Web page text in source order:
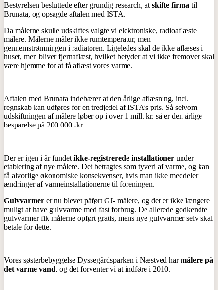
Bestyrelsen besluttede efter grundig research, at skifte firma til
Brunata, og opsagde aftalen med ISTA.
Da målerne skulle udskiftes valgte vi elektroniske, radioaflæste
målere. Målerne måler ikke rumtemperatur, men
gennemstrømningen i radiatoren. Ligeledes skal de ikke aflæses i
huset, men bliver fjernaflæst, hvilket betyder at vi ikke fremover skal
være hjemme for at få aflæst vores varme.
Aftalen med Brunata indebærer at den årlige aflæsning, incl.
regnskab kan udføres for en tredjedel af ISTA’s pris. Så selvom
udskiftningen af målere løber op i over 1 mill. kr. så er den årlige
besparelse på 200.000,-kr.
Der er igen i år fundet ikke-registrerede installationer under
etablering af nye målere. Det betragtes som tyveri af varme, og kan
få alvorlige økonomiske konsekvenser, hvis man ikke meddeler
ændringer af varmeinstallationerne til foreningen.
Gulvvarmer er nu blevet påført GJ- målere, og det er ikke længere
muligt at have gulvvarme med fast forbrug. De allerede godkendte
gulvvarmer fik målerne opført gratis, mens nye gulvvarmer selv skal
betale for dette.
Vores søsterbebyggelse Dyssegårdsparken i Næstved harmålere på
det varme vand, og det forventer vi at indføre i 2010.